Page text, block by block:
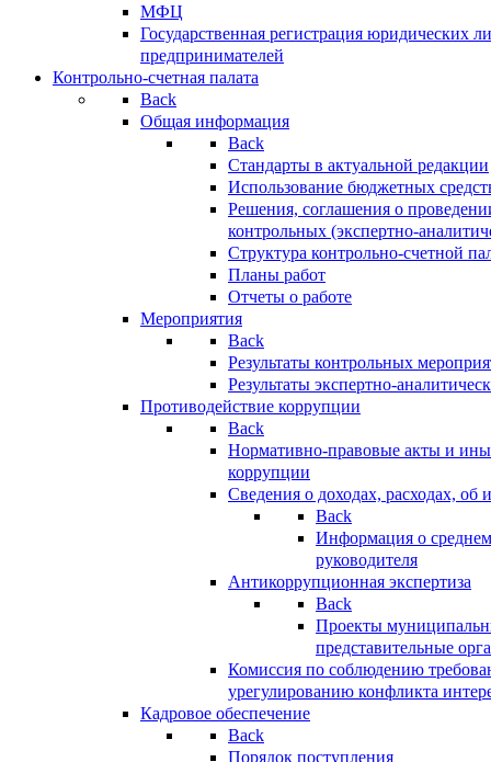
МФЦ
Государственная регистрация юридических
предпринимателей
Контрольно-счетная палата
Back
Общая информация
Back
Стандарты в актуальной редакции
Использование бюджетных
Решения, соглашения о
контрольных (экспертно-
Структура контрольно-счетной
Планы работ
Отчеты о работе
Мероприятия
Back
Результаты контрольных
Результаты экспертно-
Противодействие коррупции
Back
Нормативно-правовые акты и
коррупции
Сведения о доходах, расходах, об
Back
Информация о
руководителя
Антикоррупционная экспертиза
Back
Проекты
представительные
Комиссия по соблюдению
урегулированию конфликта
Кадровое обеспечение
Back
Порядок поступления